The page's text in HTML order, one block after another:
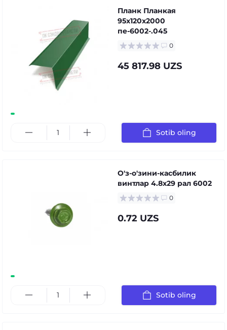
Планк Планкая
95x120x2000
пе-6002-.045
0
45 817.98 UZS
Sotib oling
О'з-о'зини-касбилик
винтлар 4.8x29 рал 6002
0
0.72 UZS
Sotib oling